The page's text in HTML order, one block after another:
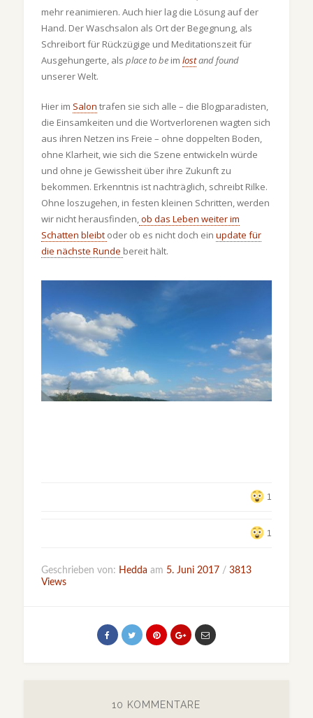
mehr reanimieren. Auch hier lag die Lösung auf der
Hand. Der Waschsalon als Ort der Begegnung, als
Schreibort für Rückzügige und Meditationszeit für
Ausgehungerte, als place to beim lostand found
unserer Welt.
Hier im Salon trafen sie sich alle – die Blogparadisten,
die Einsamkeiten und die Wortverlorenen wagten sich
aus ihren Netzen ins Freie – ohne doppelten Boden,
ohne Klarheit, wie sich die Szene entwickeln würde
und ohne je Gewissheit über ihre Zukunft zu
bekommen. Erkenntnis ist nachträglich, schreibt Rilke.
Ohne loszugehen, in festen kleinen Schritten, werden
wir nicht herausfinden,ob das Leben weiter im
Schatten bleibt oder ob es nicht doch ein update für
die nächste Runde bereit hält.
1
1
Geschrieben von: Hedda am 5. Juni 2017 / 3813
Views
10 KOMMENTARE